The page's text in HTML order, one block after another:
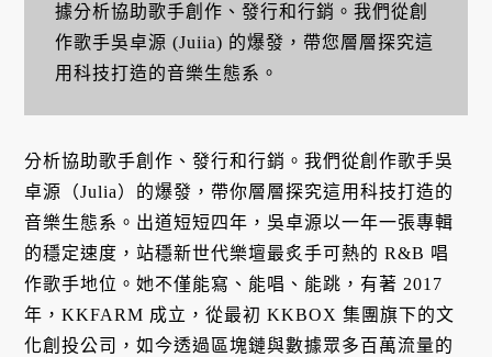
據分析協助歌手創作、發行和行銷。我們從創
作歌手吳卓源 (Juiia) 的爆發，帶您層層探究這
用科技打造的音樂生態系。
分析協助歌手創作、發行和行銷。我們從創作歌手吳
卓源（Julia）的爆發，帶你層層探究這用科技打造的
音樂生態系。出道短短四年，吳卓源以一年一張專輯
的穩定速度，站穩新世代樂壇最炙手可熱的 R&B 唱
作歌手地位。她不僅能寫、能唱、能跳，有著 2017
年，KKFARM 成立，從最初 KKBOX 集團旗下的文
化創投公司，如今透過區塊鏈與數據眾多百萬流量的